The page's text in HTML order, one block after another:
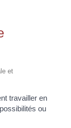
et
travailler en
ou